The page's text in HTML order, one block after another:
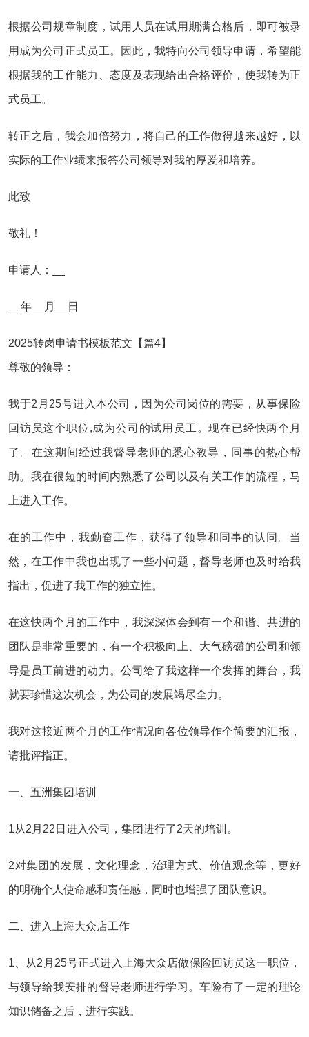
根据公司规章制度，试用人员在试用期满合格后，即可被录
用成为公司正式员工。因此，我特向公司领导申请，希望能
根据我的工作能力、态度及表现给出合格评价，使我转为正
式员工。
转正之后，我会加倍努力，将自己的工作做得越来越好，以
实际的工作业绩来报答公司领导对我的厚爱和培养。
此致
敬礼！
申请人：__
__年__月__日
2025转岗申请书模板范文【篇4】
尊敬的领导：
我于2月25号进入本公司，因为公司岗位的需要，从事保险
回访员这个职位,成为公司的试用员工。现在已经快两个月
了。在这期间经过我督导老师的悉心教导，同事的热心帮
助。我在很短的时间内熟悉了公司以及有关工作的流程，马
上进入工作。
在的工作中，我勤奋工作，获得了领导和同事的认同。当
然，在工作中我也出现了一些小问题，督导老师也及时给我
指出，促进了我工作的独立性。
在这快两个月的工作中，我深深体会到有一个和谐、共进的
团队是非常重要的，有一个积极向上、大气磅礴的公司和领
导是员工前进的动力。公司给了我这样一个发挥的舞台，我
就要珍惜这次机会，为公司的发展竭尽全力。
我对这接近两个月的工作情况向各位领导作个简要的汇报，
请批评指正。
一、五洲集团培训
1从2月22日进入公司，集团进行了2天的培训。
2对集团的发展，文化理念，治理方式、价值观念等，更好
的明确个人使命感和责任感，同时也增强了团队意识。
二、进入上海大众店工作
1、从2月25号正式进入上海大众店做保险回访员这一职位，
与领导给我安排的督导老师进行学习。车险有了一定的理论
知识储备之后，进行实践。